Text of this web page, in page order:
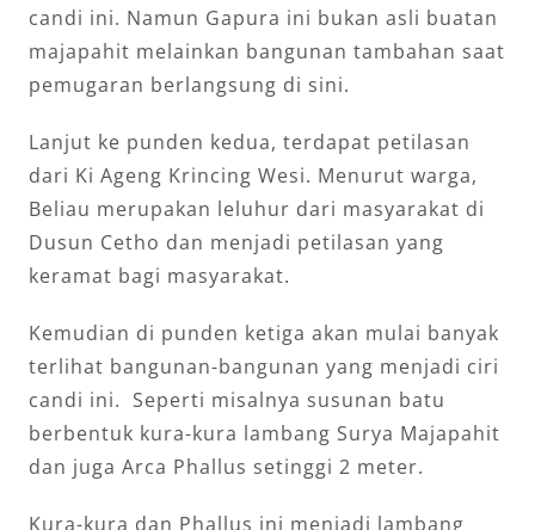
candi ini. Namun Gapura ini bukan asli buatan
majapahit melainkan bangunan tambahan saat
pemugaran berlangsung di sini.
Lanjut ke punden kedua, terdapat petilasan
dari Ki Ageng Krincing Wesi. Menurut warga,
Beliau merupakan leluhur dari masyarakat di
Dusun Cetho dan menjadi petilasan yang
keramat bagi masyarakat.
Kemudian di punden ketiga akan mulai banyak
terlihat bangunan-bangunan yang menjadi ciri
candi ini. Seperti misalnya susunan batu
berbentuk kura-kura lambang Surya Majapahit
dan juga Arca Phallus setinggi 2 meter.
Kura-kura dan Phallus ini menjadi lambang